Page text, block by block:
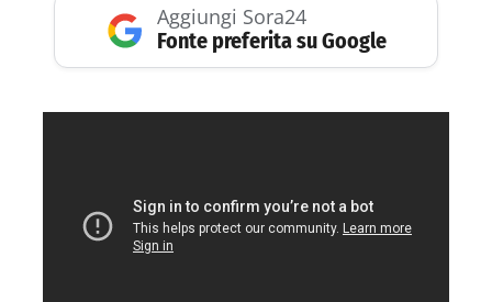
Aggiungi Sora24
Fonte preferita su Google